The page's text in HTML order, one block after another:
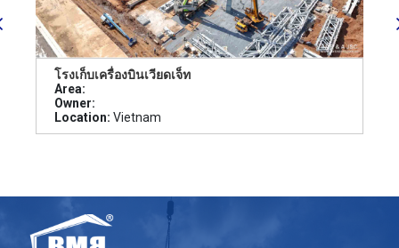
โรงเก็บเครื่องบินเวียดเจ็ท
Area:
Owner:
Location: Vietnam